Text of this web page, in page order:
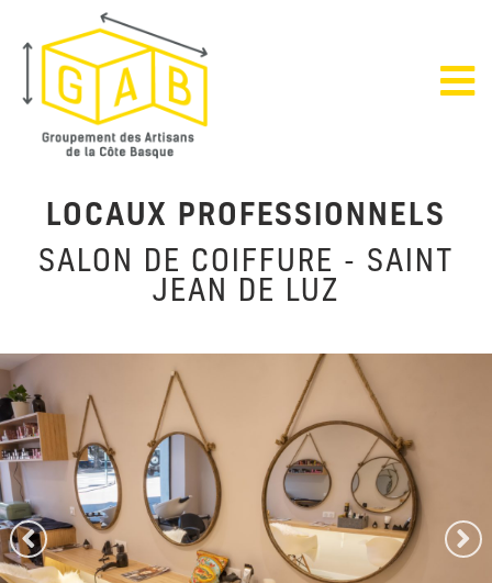
LOCAUX PROFESSIONNELS
SALON DE COIFFURE - SAINT
JEAN DE LUZ